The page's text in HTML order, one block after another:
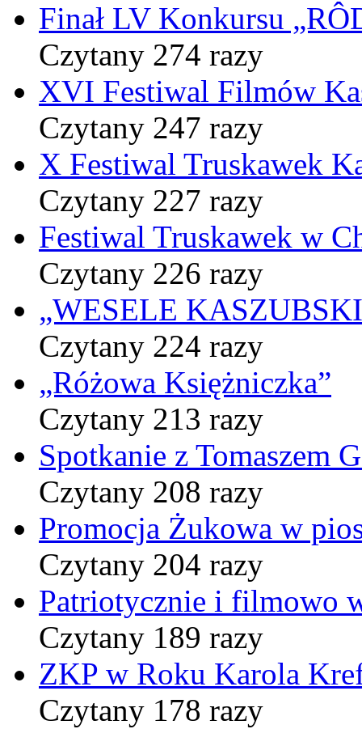
Finał LV Konkursu
Czytany 274 razy
XVI Festiwal Filmów
Czytany 247 razy
X Festiwal Truskawek
Czytany 227 razy
Festiwal Truskawek w
Czytany 226 razy
„WESELE
Czytany 224 razy
„Różowa Księżniczka”
Czytany 213 razy
Spotkanie z Tomaszem
Czytany 208 razy
Promocja Żukowa w
Czytany 204 razy
Patriotycznie i filmowo
Czytany 189 razy
ZKP w Roku Karola
Czytany 178 razy